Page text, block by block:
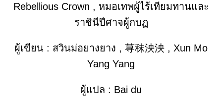
Rebellious Crown , หมอเทพผู้ไร้เทียมทานและ
ราชินีปีศาจผู้กบฏ
ผู้เขียน : สวินม่อยางยาง , 荨秣泱泱 , Xun Mo
Yang Yang
ผู้แปล : Bai du